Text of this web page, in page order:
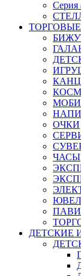
ОЧКИ
ЧАСЫ
ДЕТСКИЕ